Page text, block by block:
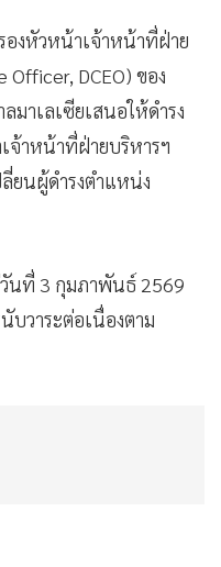
องหัวหน้าเจ้าหน้าที่ฝ่าย
DCEO) ของ
มาเลเซียเสนอให้ดำรง
จ้าหน้าที่ฝ่ายบริหารฯ
ยนผู้ดำรงตำแหน่ง
วันที่ 3 กุมภาพันธ์ 2569
บวาระต่อเนื่องตาม